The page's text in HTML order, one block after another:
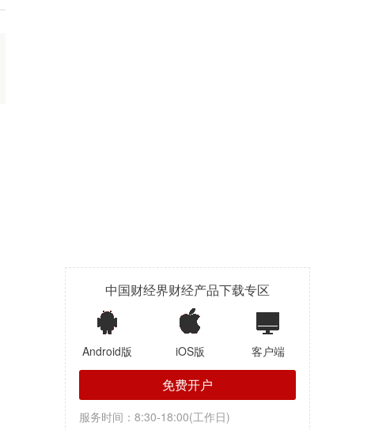
中国财经界财经产品下载专区
Android版 iOS版 客户端
免费开户
服务时间：8:30-18:00(工作日)